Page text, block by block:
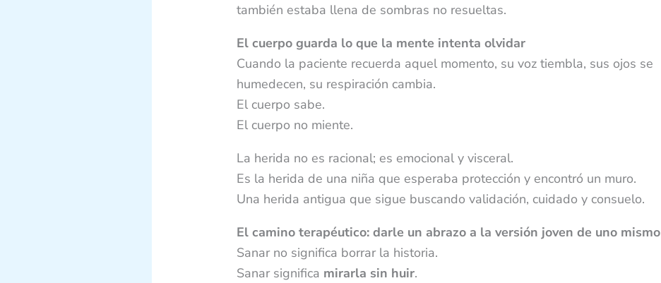
también estaba llena de sombras no resueltas.
El cuerpo guarda lo que la mente intenta olvidar
Cuando la paciente recuerda aquel momento, su voz tiembla, sus ojos se
humedecen, su respiración cambia.
El cuerpo sabe.
El cuerpo no miente.
La herida no es racional; es emocional y visceral.
Es la herida de una niña que esperaba protección y encontró un muro.
Una herida antigua que sigue buscando validación, cuidado y consuelo.
El camino terapéutico: darle un abrazo a la versión joven de uno mismo
Sanar no significa borrar la historia.
Sanar significa mirarla sin huir.